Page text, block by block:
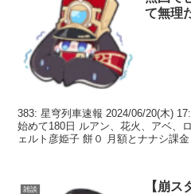
て無理
383: 星穹列車速報 2024/06/20(木)
始めて180日 ルアン、花火、アベ、
ェルト彦姫子 餅０ 月額とナナシ課
雑談
【崩